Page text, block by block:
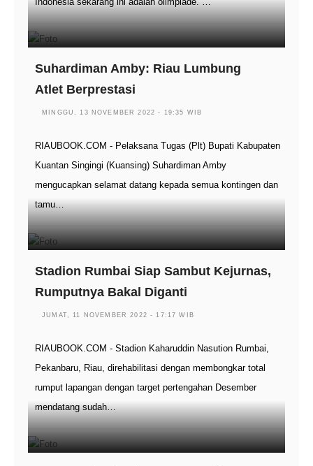
Suhardiman Amby: Riau Lumbung
Atlet Berprestasi
MINGGU, 13 NOVEMBER 2022 - 19:35 WIB
RIAUBOOK.COM - Pelaksana Tugas (Plt) Bupati Kabupaten
Kuantan Singingi (Kuansing) Suhardiman Amby
mengucapkan selamat datang kepada semua kontingen dan
tamu…
Stadion Rumbai Siap Sambut Kejurnas,
Rumputnya Bakal Diganti
JUMAT, 11 NOVEMBER 2022 - 17:17 WIB
RIAUBOOK.COM - Stadion Kaharuddin Nasution Rumbai,
Pekanbaru, Riau, direhabilitasi dengan membongkar total
rumput lapangan dengan target pertengahan Desember
mendatang sudah…